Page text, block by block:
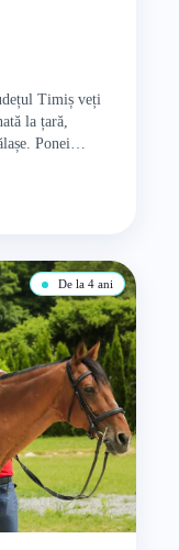
Timiș veți
la țară,
Ponei
De la 4 ani